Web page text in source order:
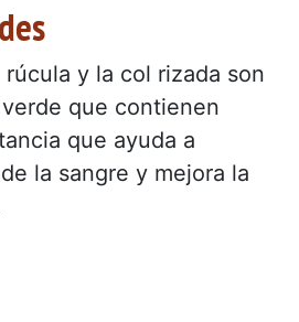
rúcula y la col rizada son
que contienen
que ayuda a
la sangre y mejora la